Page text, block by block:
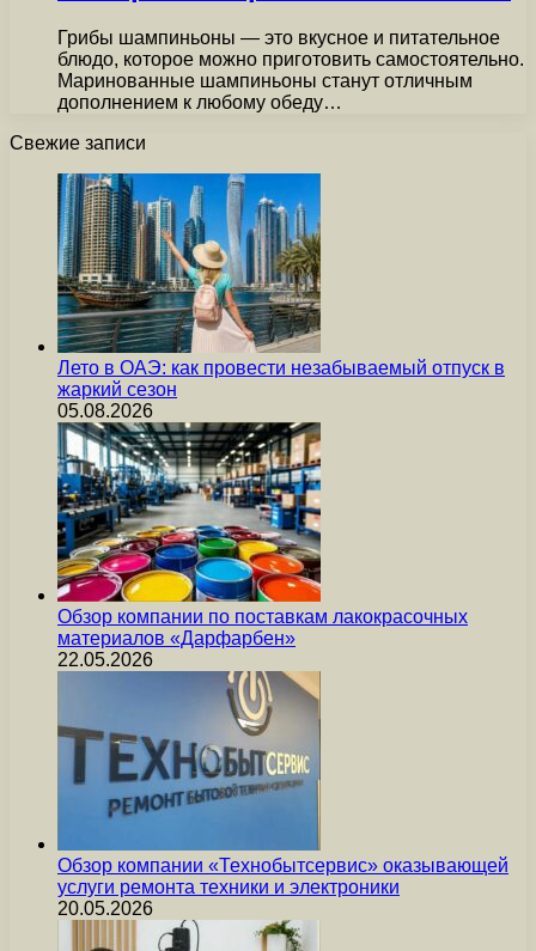
Грибы шампиньоны — это вкусное и питательное
блюдо, которое можно приготовить самостоятельно.
Маринованные шампиньоны станут отличным
дополнением к любому обеду…
Свежие записи
Лето в ОАЭ: как провести незабываемый отпуск в
жаркий сезон
05.08.2026
Обзор компании по поставкам лакокрасочных
материалов «Дарфарбен»
22.05.2026
Обзор компании «Технобытсервис» оказывающей
услуги ремонта техники и электроники
20.05.2026